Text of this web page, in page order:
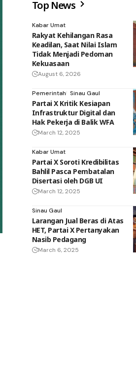
Top News
Kabar Umat
Rakyat Kehilangan Rasa
Keadilan, Saat Nilai Islam
Tidak Menjadi Pedoman
Kekuasaan
August 6, 2026
Pemerintah Sinau Gaul
Partai X Kritik Kesiapan
Infrastruktur Digital dan
Hak Pekerja di Balik WFA
March 12, 2025
Kabar Umat
Partai X Soroti Kredibilitas
Bahlil Pasca Pembatalan
Disertasi oleh DGB UI
March 12, 2025
Sinau Gaul
Larangan Jual Beras di Atas
HET, Partai X Pertanyakan
Nasib Pedagang
March 6, 2025